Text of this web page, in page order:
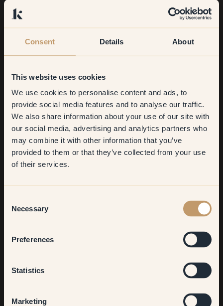
Consent Details About
This website uses cookies
We use cookies to personalise content and ads, to
provide social media features and to analyse our traffic.
We also share information about your use of our site with
our social media, advertising and analytics partners who
may combine it with other information that you’ve
provided to them or that they’ve collected from your use
of their services.
Selection
Necessary
Preferences
Statistics
Marketing
Get10%off your
first order
​But first, which room do you
want to transform?